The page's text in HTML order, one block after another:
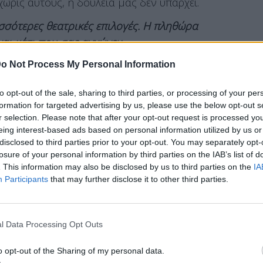
Not Process My Personal Information
opt-out of the sale, sharing to third parties, or processing of your
for targeted advertising by us, please use the below opt-out
selection. Please note that after your opt-out request is processed
interest-based ads based on personal information utilized by us
to third parties prior to your opt-out. You may separately
of your personal information by third parties on the IAB’s list of
This information may also be disclosed by us to third parties on the
Participants that may further disclose it to other third parties.
Data Processing Opt Outs
opt-out of the Sharing of my personal data.
θεατρικές επιλογές. Η πληθώρα
κάτι που σας αγχώνει;
Σημαίνει ότι ηΑθήναείναι μια πόλη
για δουλειά. Έχει θεατές που πηγαίνουν και
που με στεναχωρεί είναι ότιοι
τους συντελεστέςκαι τα νέα παιδιά
όπως φαίνεται. Ξέρω ανθρώπους που
τώρα για τον Φλεβάρη. Ωστόσο, αν
είναι κυρίαρχη, προσεγγίζεται
παγκοσμίως
. Ζούμε όμως σε μια χώρα